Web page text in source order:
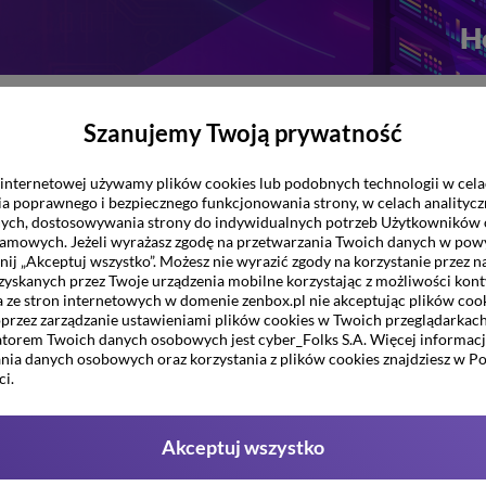
Szanujemy Twoją prywatność
używamy plików cookies lub podobnych technologii w
poprawnego i bezpiecznego funkcjonowania strony, w celach
dostosowywania strony do indywidualnych potrzeb Użytkowników
Jeżeli wyrażasz zgodę na przetwarzania Twoich danych w
„Akceptuj wszystko”. Możesz nie wyrazić zgody na korzystanie przez
przez Twoje urządzenia mobilne korzystając z możliwości
ze stron internetowych w domenie zenbox.pl nie akceptując plików
zarządzanie ustawieniami plików cookies w Twoich
Twoich danych osobowych jest cyber_Folks S.A. Więcej
danych osobowych oraz korzystania z plików cookies znajdziesz w
Akceptuj wszystko
Poczta e-mail Certyfikaty SSL Rank
(4)
danych z kopii zapasowej